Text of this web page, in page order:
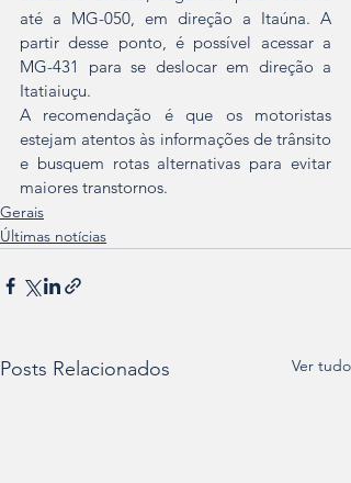
até a MG-050, em direção a Itaúna. A
partir desse ponto, é possível acessar a
MG-431 para se deslocar em direção a
Itatiaiuçu.
A recomendação é que os motoristas
estejam atentos às informações de trânsito
e busquem rotas alternativas para evitar
maiores transtornos.
Gerais
Últimas notícias
Posts Relacionados Ver tudo